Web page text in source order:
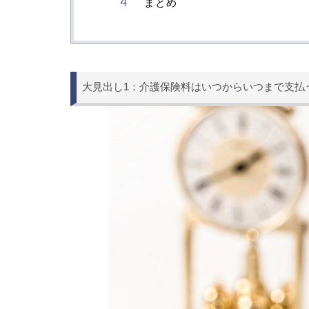
まとめ
大見出し1：介護保険料はいつからいつまで支払